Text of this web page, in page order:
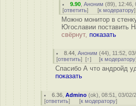
9.90 ,Аноним (89), 12:46,
[ответить] [к модератору]
Можно монитор в
Югославии поставить
свёрнут, показать
8.44 ,Аноним (44), 11:52,
[ответить] [↑] [к модератору
Спасибо А что андройд
показать
6.36 ,Admino (ok), 08:51, 03/02/
[ответить] [к модератору]